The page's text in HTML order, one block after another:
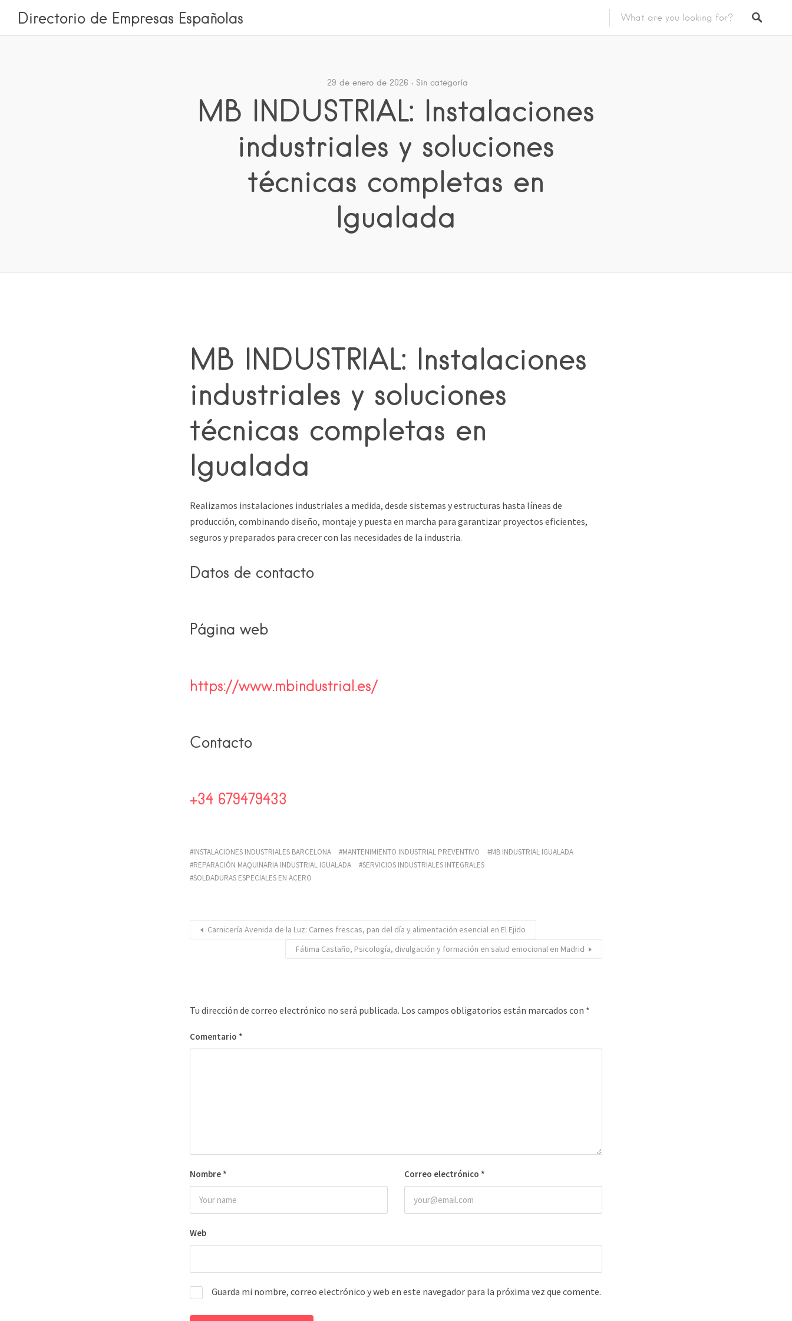
Directorio de Empresas Españolas
29 de enero de 2026 Sin categoría
MB INDUSTRIAL: Instalaciones
industriales y soluciones
técnicas completas en
Igualada
MB INDUSTRIAL: Instalaciones
industriales y soluciones
técnicas completas en
Igualada
Realizamos instalaciones industriales a medida, desde sistemas y estructuras hasta líneas de
producción, combinando diseño, montaje y puesta en marcha para garantizar proyectos eficientes,
seguros y preparados para crecer con las necesidades de la industria.​
Datos de contacto
Página web
https://www.mbindustrial.es/
Contacto
+34 679479433
INSTALACIONES INDUSTRIALES BARCELONA MANTENIMIENTO INDUSTRIAL PREVENTIVO
MB INDUSTRIAL IGUALADA
REPARACIÓN MAQUINARIA INDUSTRIAL IGUALADA
SERVICIOS INDUSTRIALES INTEGRALES
SOLDADURAS ESPECIALES EN ACERO
Carnicería Avenida de la Luz: Carnes frescas, pan del día y alimentación esencial en El Ejido
Fátima Castaño, Psicología, divulgación y formación en salud emocional en Madrid
Tu dirección de correo electrónico no será publicada. Los campos obligatorios están marcados con *
Comentario *
Nombre * Correo electrónico *
Web
Guarda mi nombre, correo electrónico y web en este navegador para la próxima vez que comente.